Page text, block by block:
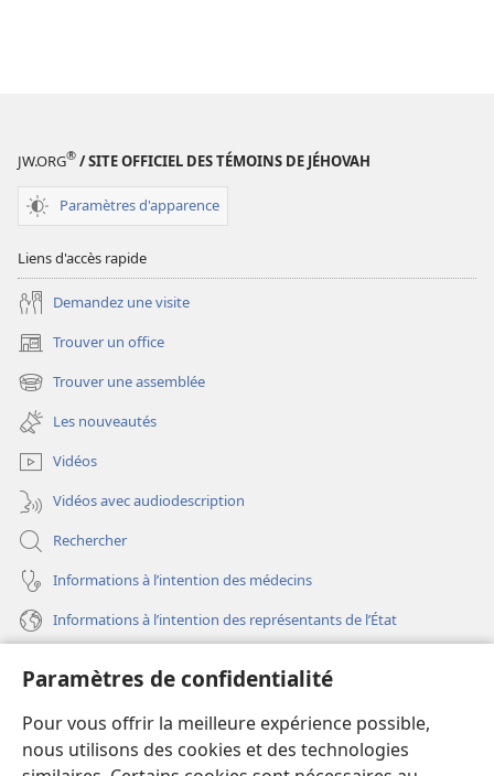
Paramètres de confidentialité
Pour vous offrir la meilleure expérience possible,
nous utilisons des cookies et des technologies
JW.ORG® / SITE OFFICIEL DES TÉMOINS DE JÉHOVAH
Paramètres d'apparence
Liens d'accès rapide
Demandez une visite
Trouver un office
(ouvre
une
nouvelle
fenêtre)
Trouver une assemblée
(ouvre
une
nouvelle
fenêtre)
Les nouveautés
Vidéos
Vidéos avec audiodescription
Rechercher
Informations à l’intention des médecins
Informations à l’intention des représentants de l’État
(ouvre
une
nouvelle